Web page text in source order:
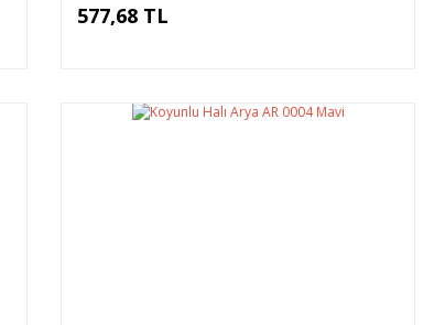
577,68 TL